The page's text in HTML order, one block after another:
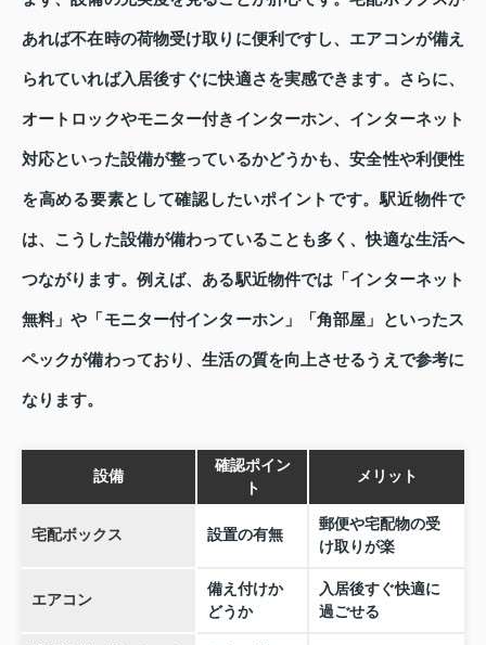
あれば不在時の荷物受け取りに便利ですし、エアコンが備え
られていれば入居後すぐに快適さを実感できます。さらに、
オートロックやモニター付きインターホン、インターネット
対応といった設備が整っているかどうかも、安全性や利便性
を高める要素として確認したいポイントです。駅近物件で
は、こうした設備が備わっていることも多く、快適な生活へ
つながります。例えば、ある駅近物件では「インターネット
無料」や「モニター付インターホン」「角部屋」といったス
ペックが備わっており、生活の質を向上させるうえで参考に
なります。
設備
確認ポイン
ト
メリット
宅配ボックス 設置の有無
郵便や宅配物の受
け取りが楽
エアコン
備え付けか
どうか
入居後すぐ快適に
過ごせる